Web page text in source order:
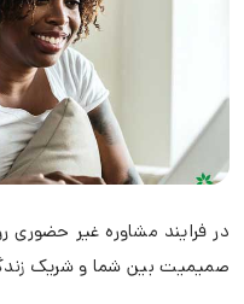
در فرایند مشاوره غیر
صمیمیت بین شما و شریک